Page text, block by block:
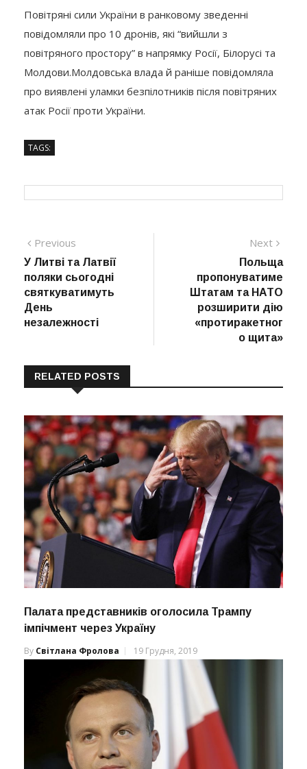
Повітряні сили України в ранковому зведенні
повідомляли про 10 дронів, які “вийшли з
повітряного простору” в напрямку Росії, Білорусі та
Молдови.Молдовська влада й раніше повідомляла
про виявлені уламки безпілотників після повітряних
атак Росії проти України.
TAGS:
Навігація
записів
Previous
post:
У Литві та Латвії
поляки сьогодні
святкуватимуть
День
незалежності
Next
post:
Польща
пропонуватиме
Штатам та НАТО
розширити дію
«протиракетног
о щита»
RELATED POSTS
Палата представників оголосила Трампу
імпічмент через Україну
By Світлана Фролова 19 Грудня, 2019